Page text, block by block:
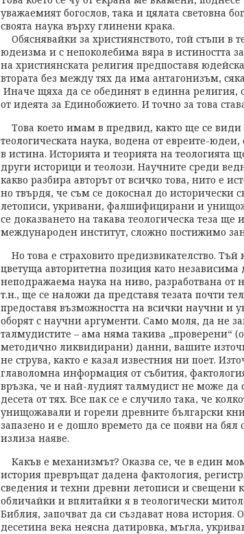
уважаемият богослов, така и цялата световна
своята наука върху глинени крака.
Обяснявайки за християнството, той стъпи в
юдеизма и с непоколебима вяра в истиността
на християнската религия предпоставя
втората без между тях да има антагонизъм,
Иначе щяха да се обединят в единна религия,
от идеята за Единобожието. И точно за това
Това което имам в предвид, както ще се
теологическата наука, водена от евреите-
в истина. Историята и теорията на теологията
други историци и теолози. Научните среди
какво разбира авторът от всичко това, нито е
но твърдя, че съм се докоснал до исторически
летописи, укривани, фалшифицирани и
се доказването на такава теологическа теза ще
международен институт, сложно постижимо
Но това е страховито предизвикателство.
цветуща авторитетна позиция като
неподражаема наука на ниво, разработвана от
т.н., ще се наложи да представя тезата почти
предоставя възможността на всички научни и
оборят с научни аргументи. Само моля, да не
талмудистите – ама няма такива „проверени“
методично ликвидирани) данни, вашите
не струва, както е казал известния ни поет.
главоломна информация от събития,
връзка, че и най-лудият талмудист не може да
десета от тях. Все пак се е случило така, че
унищожавали и горели древните български
запазено и е дошло времето да се появи на бял
излиза наяве.
Какъв е механизмът? Оказва се, че в един
история превръщат дадена фактология,
сведения и техни древни летописи и свещени
обличайки и вплитайки я в теологически
Библия, започват да си създават нова история.
десетина века неясна датировка, мъгла,